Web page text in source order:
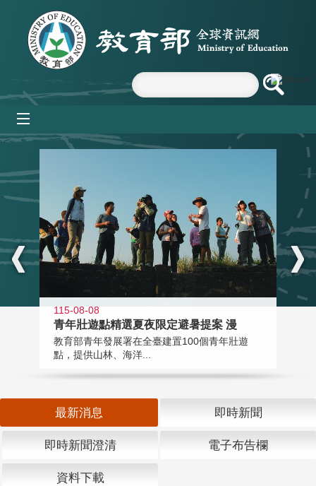
跳到主要內容區塊
:::
115-08-08
青年壯遊點精選夏夜限定避暑提案 漫
教育部青年發展署在全臺建置100個青年壯遊
點，提供山林、海洋...
最新消息 即時新聞
即時新聞澄清 電子布告欄
資料下載